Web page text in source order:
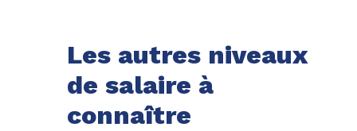
Les autres niveaux
de salaire à
connaître